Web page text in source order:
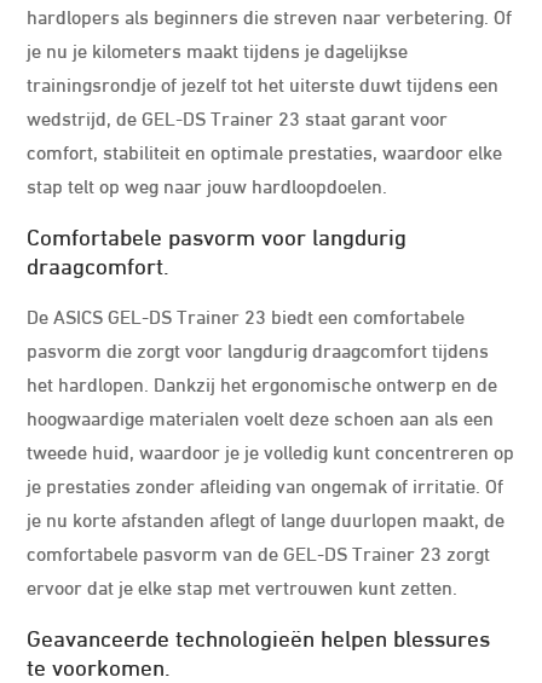
hardlopers als beginners die streven naar verbetering. Of
je nu je kilometers maakt tijdens je dagelijkse
trainingsrondje of jezelf tot het uiterste duwt tijdens een
wedstrijd, de GEL-DS Trainer 23 staat garant voor
comfort, stabiliteit en optimale prestaties, waardoor elke
stap telt op weg naar jouw hardloopdoelen.
Comfortabele pasvorm voor langdurig
draagcomfort.
De ASICS GEL-DS Trainer 23 biedt een comfortabele
pasvorm die zorgt voor langdurig draagcomfort tijdens
het hardlopen. Dankzij het ergonomische ontwerp en de
hoogwaardige materialen voelt deze schoen aan als een
tweede huid, waardoor je je volledig kunt concentreren op
je prestaties zonder afleiding van ongemak of irritatie. Of
je nu korte afstanden aflegt of lange duurlopen maakt, de
comfortabele pasvorm van de GEL-DS Trainer 23 zorgt
ervoor dat je elke stap met vertrouwen kunt zetten.
Geavanceerde technologieën helpen blessures
te voorkomen.